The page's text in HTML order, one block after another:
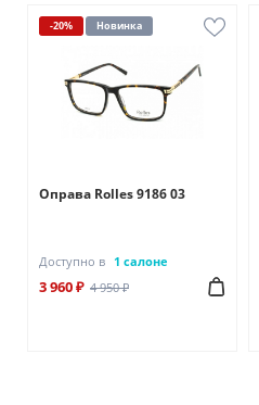
-20% Новинка
Оправа Rolles 9186 03
Доступно в 1 салоне
3 960 ₽ 4 950 ₽